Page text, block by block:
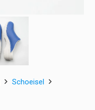
Schoeisel